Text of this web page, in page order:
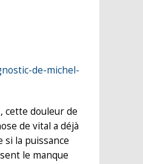
de-michel-
cette douleur de
de vital a déjà
si la puissance
le manque